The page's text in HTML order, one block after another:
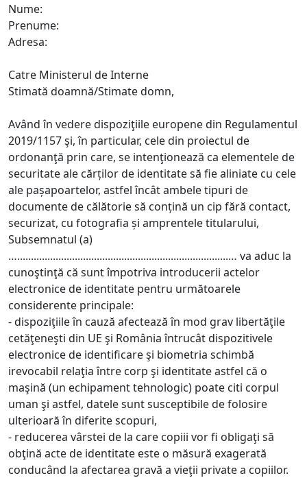
Nume:
Prenume:
Adresa:
Catre Ministerul de Interne
Stimată doamnă/Stimate domn,
Având în vedere dispoziţiile europene din Regulamentul
2019/1157 şi, în particular, cele din proiectul de
ordonanţă prin care, se intenţionează ca elementele de
securitate ale cărților de identitate să fie aliniate cu cele
ale pașapoartelor, astfel încât ambele tipuri de
documente de călătorie să conțină un cip fără contact,
securizat, cu fotografia și amprentele titularului,
Subsemnatul (a)
….............................................................................… va aduc la
cunoştinţă că sunt împotriva introducerii actelor
electronice de identitate pentru următoarele
considerente principale:
- dispoziţiile în cauză afectează în mod grav libertăţile
cetăţeneşti din UE şi România întrucât dispozitivele
electronice de identificare şi biometria schimbă
irevocabil relaţia între corp şi identitate astfel că o
maşină (un echipament tehnologic) poate citi corpul
uman şi astfel, datele sunt susceptibile de folosire
ulterioară în diferite scopuri,
- reducerea vârstei de la care copiii vor fi obligaţi să
obţină acte de identitate este o măsură exagerată
conducând la afectarea gravă a vieţii private a copiilor.